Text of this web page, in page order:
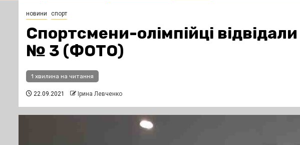
новини спорт
Спортсмени-олімпійці
№ 3 (ФОТО)
1 хвилина на читання
22.09.2021 Ірина Левченко